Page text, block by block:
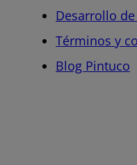
Desarrollo
Términos y
Blog Pintuco